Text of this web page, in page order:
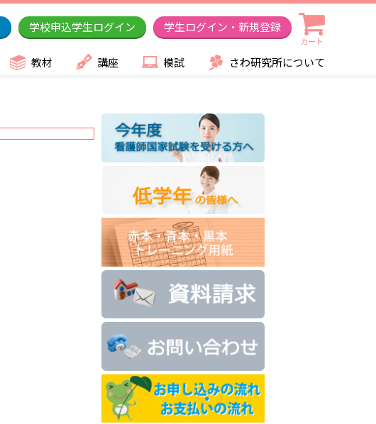
学校申込学生ログイン 学生ログイン・新規登録
カート
教材 講座 模試 さわ研究所について